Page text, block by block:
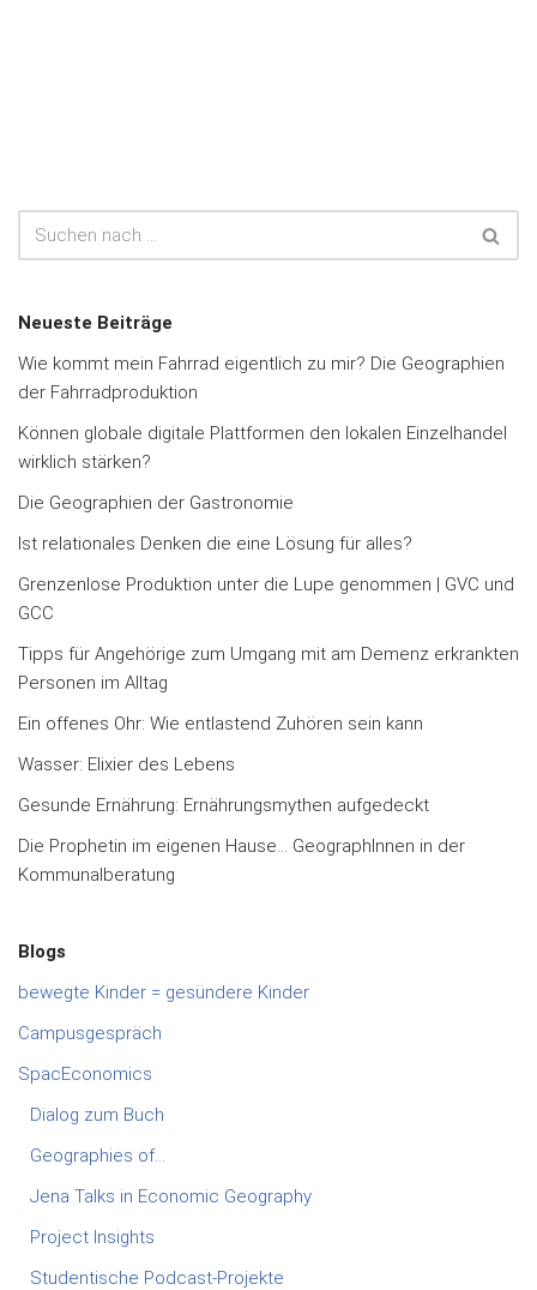
Neueste Beiträge
Wie kommt mein Fahrrad eigentlich zu mir? Die Geographien
der Fahrradproduktion
Können globale digitale Plattformen den lokalen Einzelhandel
wirklich stärken?
Die Geographien der Gastronomie
Ist relationales Denken die eine Lösung für alles?
Grenzenlose Produktion unter die Lupe genommen | GVC und
GCC
Tipps für Angehörige zum Umgang mit am Demenz erkrankten
Personen im Alltag
Ein offenes Ohr: Wie entlastend Zuhören sein kann
Wasser: Elixier des Lebens
Gesunde Ernährung: Ernährungsmythen aufgedeckt
Die Prophetin im eigenen Hause… GeographInnen in der
Kommunalberatung
Blogs
bewegte Kinder = gesündere Kinder
Campusgespräch
SpacEconomics
Dialog zum Buch
Geographies of…
Jena Talks in Economic Geography
Project Insights
Studentische Podcast-Projekte